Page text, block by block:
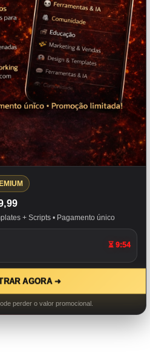
+ Scripts • Pagamento único
⏳ 9:53
AGORA ➜
perder o valor promocional.